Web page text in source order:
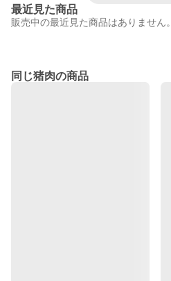
最近見た商品
販売中の最近見た商品はありません。
同じ猪肉の商品